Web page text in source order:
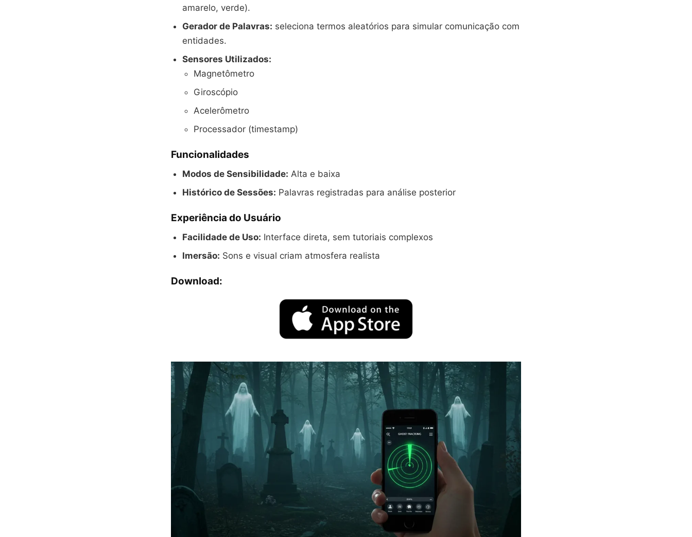
amarelo, verde).
Gerador de Palavras: seleciona termos aleatórios para simular comunicação com
entidades.
Sensores Utilizados:
Magnetômetro
Giroscópio
Acelerômetro
Processador (timestamp)
Funcionalidades
Modos de Sensibilidade: Alta e baixa
Histórico de Sessões: Palavras registradas para análise posterior
Experiência do Usuário
Facilidade de Uso: Interface direta, sem tutoriais complexos
Imersão: Sons e visual criam atmosfera realista
Download: